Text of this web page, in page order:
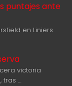
puntajes ante
en Liniers
victoria
tras …